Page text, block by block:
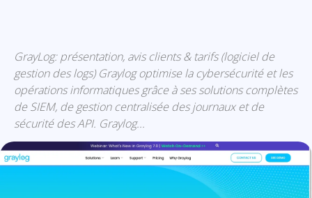
GrayLog: présentation, avis clients & tarifs (logiciel de
gestion des logs) Graylog optimise la cybersécurité et les
opérations informatiques grâce à ses solutions complètes
de SIEM, de gestion centralisée des journaux et de
sécurité des API. Graylog...